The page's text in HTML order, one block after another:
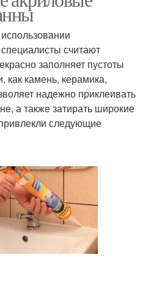
считают
заполняет пустоты
камень, керамика,
надежно приклеивать
а также затирать широкие
следующие